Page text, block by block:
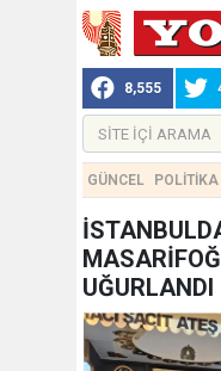
8,555
GÜNCEL POLİTİKA
UĞURLANDI